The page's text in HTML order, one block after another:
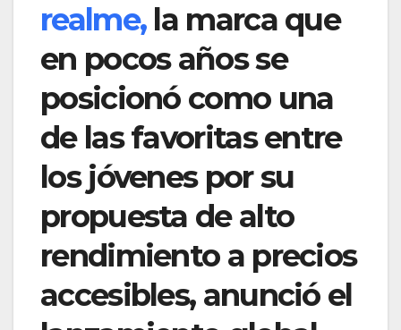
realme,la marca que
en pocos años se
posicionó como una
de las favoritas entre
los jóvenes por su
propuesta de alto
rendimiento a precios
accesibles, anunció el